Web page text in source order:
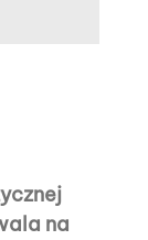
na